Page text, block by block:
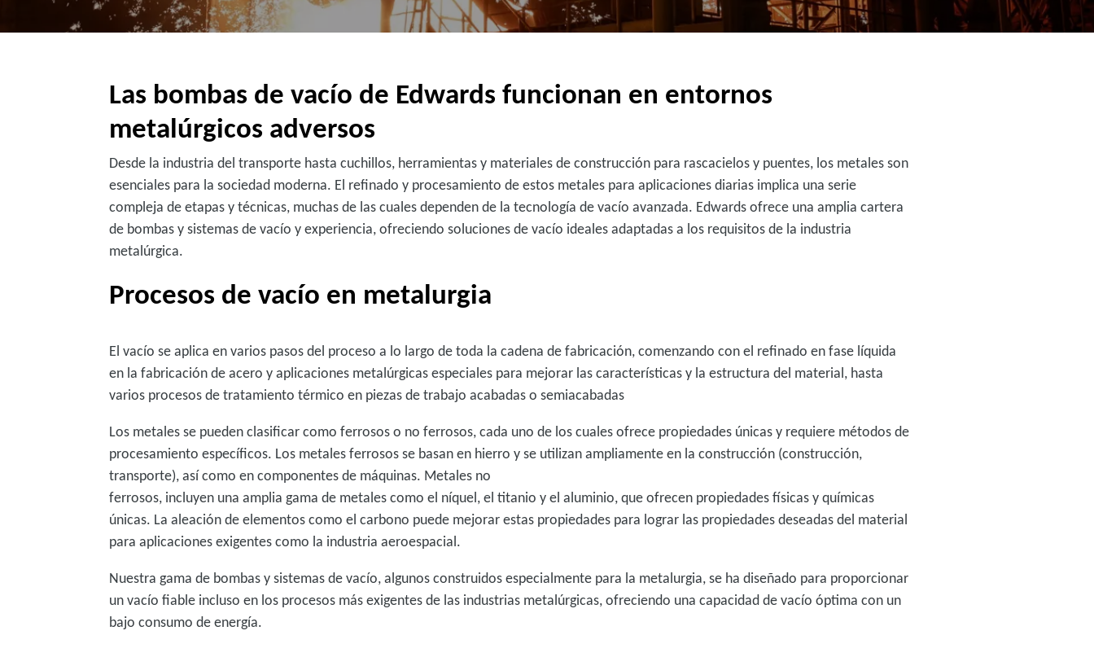
Las bombas de vacío de Edwards funcionan en entornos
metalúrgicos adversos
Desde la industria del transporte hasta cuchillos, herramientas y materiales de construcción para rascacielos y puentes, los metales son
esenciales para la sociedad moderna. El refinado y procesamiento de estos metales para aplicaciones diarias implica una serie
compleja de etapas y técnicas, muchas de las cuales dependen de la tecnología de vacío avanzada. Edwards ofrece una amplia cartera
de bombas y sistemas de vacío y experiencia, ofreciendo soluciones de vacío ideales adaptadas a los requisitos de la industria
metalúrgica.
Procesos de vacío en metalurgia
El vacío se aplica en varios pasos del proceso a lo largo de toda la cadena de fabricación, comenzando con el refinado en fase líquida
en la fabricación de acero y aplicaciones metalúrgicas especiales para mejorar las características y la estructura del material, hasta
varios procesos de tratamiento térmico en piezas de trabajo acabadas o semiacabadas
Los metales se pueden clasificar como ferrosos o no ferrosos, cada uno de los cuales ofrece propiedades únicas y requiere métodos de
procesamiento específicos. Los metales ferrosos se basan en hierro y se utilizan ampliamente en la construcción (construcción,
transporte), así como en componentes de máquinas. Metales no
ferrosos, incluyen una amplia gama de metales como el níquel, el titanio y el aluminio, que ofrecen propiedades físicas y químicas
únicas. La aleación de elementos como el carbono puede mejorar estas propiedades para lograr las propiedades deseadas del material
para aplicaciones exigentes como la industria aeroespacial.
Nuestra gama de bombas y sistemas de vacío, algunos construidos especialmente para la metalurgia, se ha diseñado para proporcionar
un vacío fiable incluso en los procesos más exigentes de las industrias metalúrgicas, ofreciendo una capacidad de vacío óptima con un
bajo consumo de energía.